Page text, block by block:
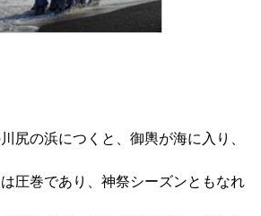
尻の浜につくと、御輿が海に入り、
圧巻であり、神祭シーズンともなれ